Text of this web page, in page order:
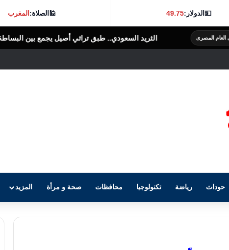
💵الدولار:49.75
🕌الصلاة:المغرب
الثريد السعودي.. طبق تراثي أصيل يجمع بين البساطة والنكهة الغنية الرأى
حوداث رياضة تكنولوجيا محافظات صحة و مرأة المزيد